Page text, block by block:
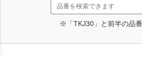
※「TKJ30」と前半の品